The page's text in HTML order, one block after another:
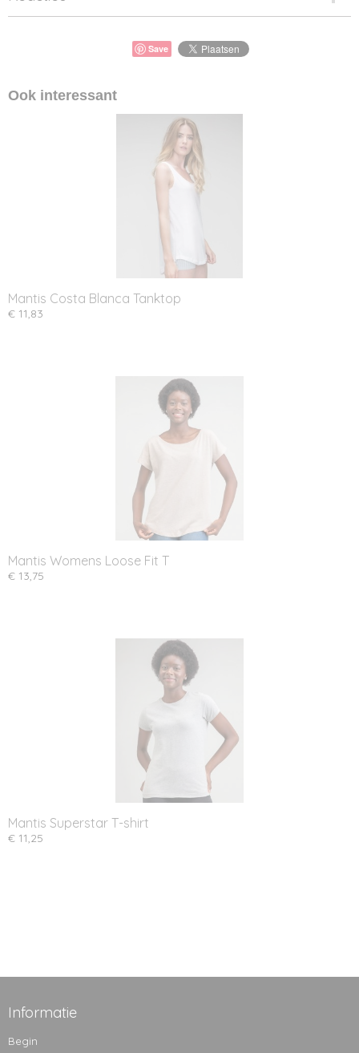
Save
Ook interessant
Mantis Costa Blanca Tanktop
€ 11,83
Mantis Womens Loose Fit T
€ 13,75
Mantis Superstar T-shirt
€ 11,25
Informatie
Begin